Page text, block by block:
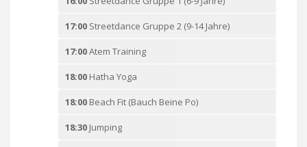
17:00 Streetdance Gruppe 2 (9-14 Jahre)
17:00Atem Training
18:00 Hatha Yoga
18:00 Beach Fit (Bauch Beine Po)
18:30 Jumping